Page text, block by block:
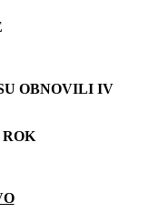
OBNOVILI IV